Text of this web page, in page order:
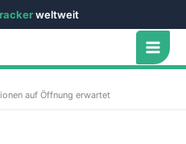
weltweit
auf Öffnung erwartet